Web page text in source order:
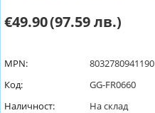
€49.90(97.59 лв.)
MPN:
8032780941190
Код:
GG-FR0660
Наличност:
На склад